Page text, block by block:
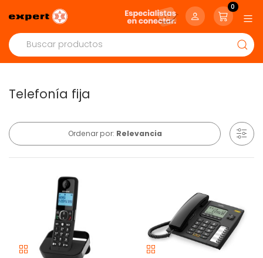
0
Telefonía fija
Ordenar por: Relevancia